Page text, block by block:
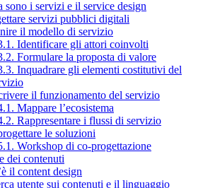
sono i servizi e il service design
servizi pubblici digitali
il modello di servizio
Identificare gli attori coinvolti
Formulare la proposta di valore
Inquadrare gli elementi costitutivi del
il funzionamento del servizio
Mappare l’ecosistema
Rappresentare i flussi di servizio
le soluzioni
Workshop di co-progettazione
dei contenuti
il content design
utente sui contenuti e il linguaggio